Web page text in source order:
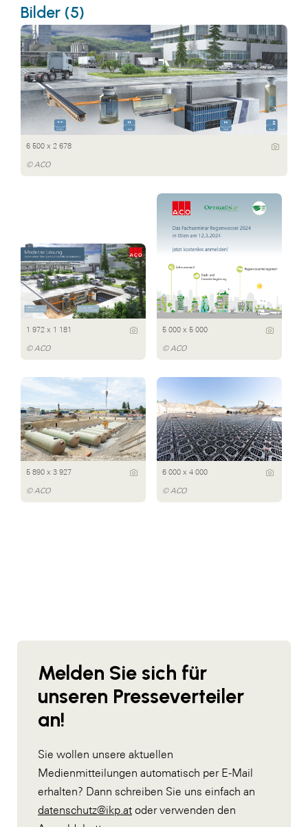
Bilder (5)
6 500 x 2 678
© ACO
1 972 x 1 181
© ACO
5 000 x 5 000
© ACO
5 890 x 3 927
© ACO
6 000 x 4 000
© ACO
Melden Sie sich für
unseren Presseverteiler
an!
Sie wollen unsere aktuellen
Medienmitteilungen automatisch per E-Mail
erhalten? Dann schreiben Sie uns einfach an
datenschutz@ikp.at oder verwenden den